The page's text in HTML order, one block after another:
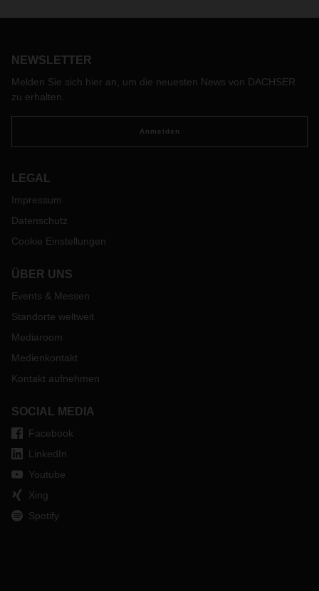
NEWSLETTER
Melden Sie sich hier an, um die neuesten News von DACHSER
zu erhalten.
Anmelden
LEGAL
Impressum
Datenschutz
Cookie Einstellungen
ÜBER UNS
Events & Messen
Standorte weltweit
Mediaroom
Medienkontakt
Kontakt aufnehmen
SOCIAL MEDIA
Facebook
LinkedIn
Youtube
Xing
Spotify